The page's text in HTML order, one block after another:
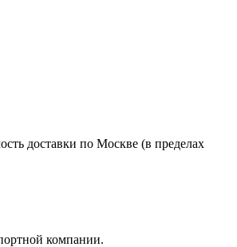
доставки по Москве (в пределах
компании.